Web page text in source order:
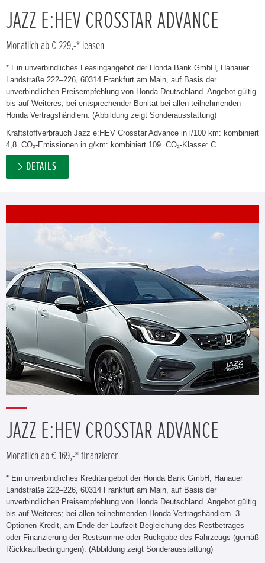
JAZZ E:HEV CROSSTAR ADVANCE
Monatlich ab € 229,-* leasen
* Ein unverbindliches Leasingangebot der Honda Bank GmbH, Hanauer
Landstraße 222–226, 60314 Frankfurt am Main, auf Basis der
unverbindlichen Preisempfehlung von Honda Deutschland. Angebot gültig
bis auf Weiteres; bei entsprechender Bonität bei allen teilnehmenden
Honda Vertragshändlern. (Abbildung zeigt Sonderausstattung)
Kraftstoffverbrauch Jazz e:HEV Crosstar Advance in l/100 km: kombiniert
4,8. CO₂-Emissionen in g/km: kombiniert 109. CO₂-Klasse: C.
DETAILS
JAZZ E:HEV CROSSTAR ADVANCE
Monatlich ab € 169,-* finanzieren
* Ein unverbindliches Kreditangebot der Honda Bank GmbH, Hanauer
Landstraße 222–226, 60314 Frankfurt am Main, auf Basis der
unverbindlichen Preisempfehlung von Honda Deutschland. Angebot gültig
bis auf Weiteres; bei allen teilnehmenden Honda Vertragshändlern. 3-
Optionen-Kredit, am Ende der Laufzeit Begleichung des Restbetrages
oder Finanzierung der Restsumme oder Rückgabe des Fahrzeugs (gemäß
Rückkaufbedingungen). (Abbildung zeigt Sonderausstattung)